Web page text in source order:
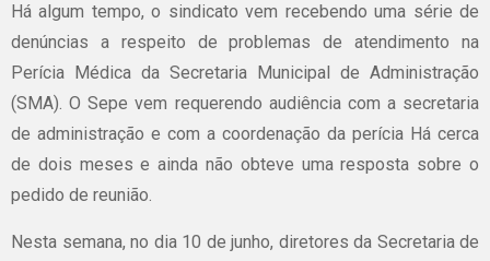
Há algum tempo, o sindicato vem recebendo uma série de
denúncias a respeito de problemas de atendimento na
Perícia Médica da Secretaria Municipal de Administração
(SMA). O Sepe vem requerendo audiência com a secretaria
de administração e com a coordenação da perícia Há cerca
de dois meses e ainda não obteve uma resposta sobre o
pedido de reunião.
Nesta semana, no dia 10 de junho, diretores da Secretaria de